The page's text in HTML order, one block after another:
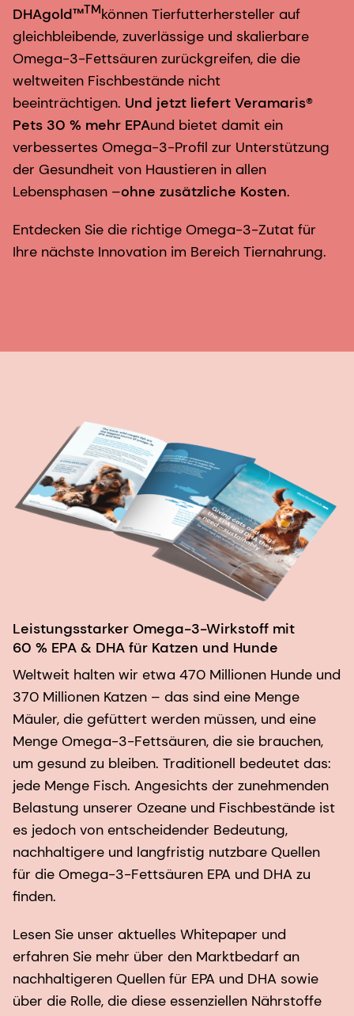
DHAgold™TMkönnen Tierfutterhersteller auf
gleichbleibende, zuverlässige und skalierbare
Omega-3-Fettsäuren zurückgreifen, die die
weltweiten Fischbestände nicht
beeinträchtigen. Und jetzt liefert Veramaris®
Pets 30 % mehr EPAund bietet damit ein
verbessertes Omega-3-Profil zur Unterstützung
der Gesundheit von Haustieren in allen
Lebensphasen –ohne zusätzliche Kosten.
Entdecken Sie die richtige Omega-3-Zutat für
Ihre nächste Innovation im Bereich Tiernahrung.
Leistungsstarker Omega-3-Wirkstoff mit
60 % EPA & DHA für Katzen und Hunde
Weltweit halten wir etwa 470 Millionen Hunde und
370 Millionen Katzen – das sind eine Menge
Mäuler, die gefüttert werden müssen, und eine
Menge Omega-3-Fettsäuren, die sie brauchen,
um gesund zu bleiben. Traditionell bedeutet das:
jede Menge Fisch. Angesichts der zunehmenden
Belastung unserer Ozeane und Fischbestände ist
es jedoch von entscheidender Bedeutung,
nachhaltigere und langfristig nutzbare Quellen
für die Omega-3-Fettsäuren EPA und DHA zu
finden.
Lesen Sie unser aktuelles Whitepaper und
erfahren Sie mehr über den Marktbedarf an
nachhaltigeren Quellen für EPA und DHA sowie
über die Rolle, die diese essenziellen Nährstoffe